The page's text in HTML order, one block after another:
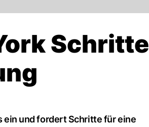
Schritte
ein und fordert Schritte für eine